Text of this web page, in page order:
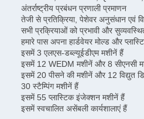
अंतर्राष्ट्रीय प्रबंधन प्रणाली प्रमाणन
तेजी से प्रतिक्रिया, पेशेवर अनुसंधान एवं
सभी प्रक्रियाओं को प्रभावी और
हमारे पास अपना हार्डवेयर मोल्ड और
इसमें 3 एलएस-डब्ल्यूईडीएम मशीनें हैं
इसमें 12 WEDM मशीनें और 8 सीएनसी
इसमें 20 पीसने की मशीनें और 12 विद्युत
30 स्टैम्पिंग मशीनें हैं
इसमें 55 प्लास्टिक इंजेक्शन मशीनें हैं
इसमें स्वचालित असेंबली कार्यशालाएं हैं